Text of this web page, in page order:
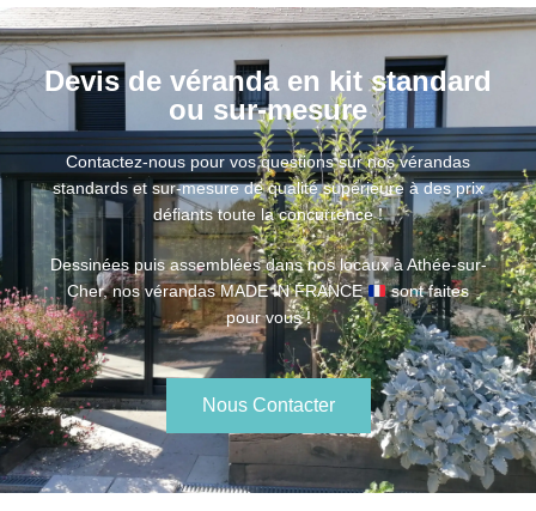
Devis de véranda en kit standard
ou sur-mesure
Contactez-nous pour vos questions sur nos vérandas
standards et sur-mesure de qualité supérieure à des prix
défiants toute la concurrence !
Dessinées puis assemblées dans nos locaux à Athée-sur-
Cher, nos vérandas MADE IN FRANCE
sont faites
pour vous !
Nous Contacter